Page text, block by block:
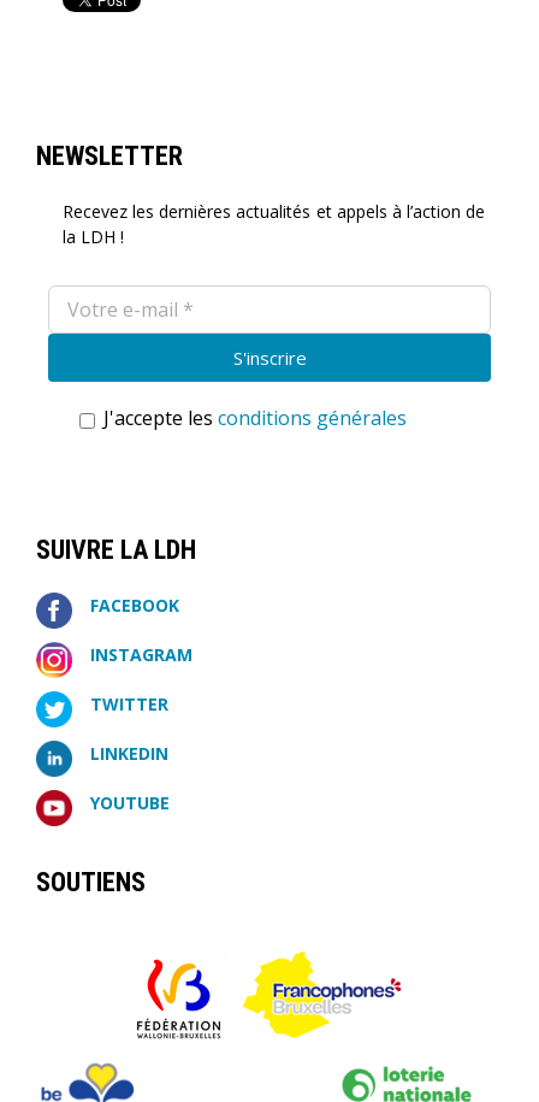
NEWSLETTER
Recevez les dernières actualités et appels à l’action de
la LDH !
J'accepte les conditions générales
SUIVRE LA LDH
FACEBOOK
INSTAGRAM
TWITTER
LINKEDIN
YOUTUBE
SOUTIENS